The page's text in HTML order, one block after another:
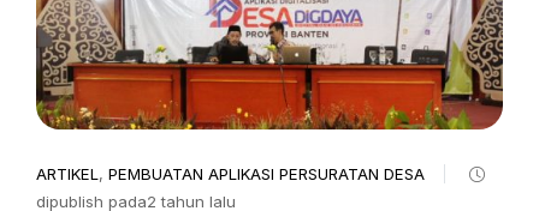
ARTIKEL , PEMBUATAN APLIKASI PERSURATAN DESA
dipublish pada2 tahun lalu